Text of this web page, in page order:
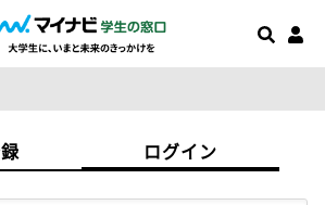
ログイン